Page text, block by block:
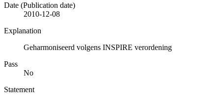
Date (Publication date)
2010-12-08
Explanation
Geharmoniseerd volgens INSPIRE verordening
Pass
No
Statement